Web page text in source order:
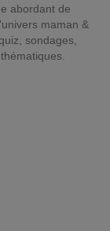
abordant de
maman &
sondages,